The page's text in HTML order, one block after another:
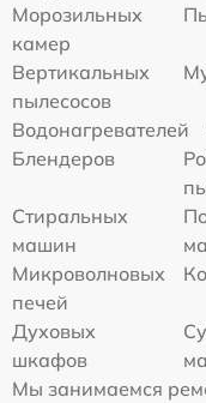
Морозильных
камер
Вертикальных
пылесосов
Водонагревателей
Блендеров
Стиральных
машин
Микроволновых
печей
Духовых
шкафов
Мы занимаемся